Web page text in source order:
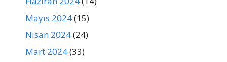
Mayıs 2024(15)
Nisan 2024(24)
Mart 2024(33)